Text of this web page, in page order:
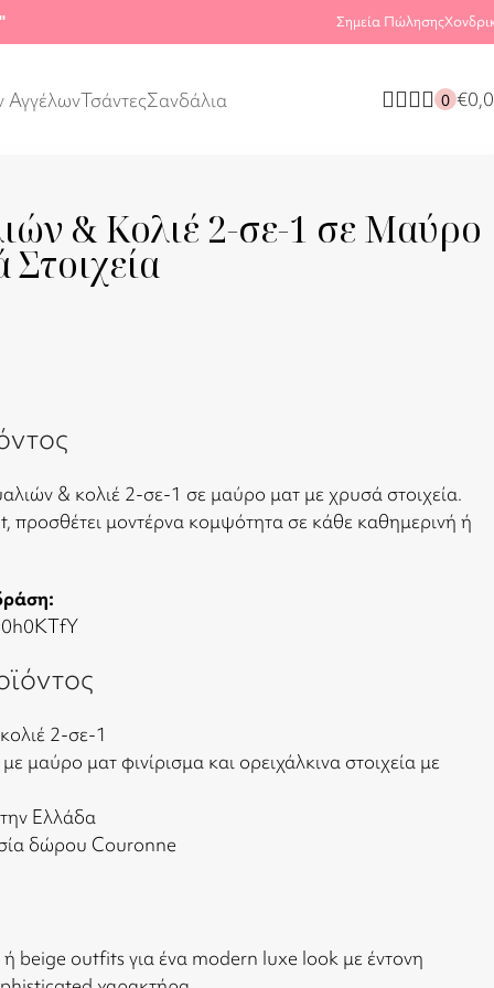
Σημεία Πώλησης
ΑγγέλωνΤσάντεςΣανδάλια 0 €
& Κολιέ 2-σε-1 σε Μαύρο
& κολιέ 2-σε-1 σε μαύρο ματ με χρυσά στοιχεία.
μοντέρνα κομψότητα σε κάθε καθημερινή ή
2-σε-1
μαύρο ματ φινίρισμα και ορειχάλκινα στοιχεία με
Ελλάδα
δώρου Couronne
beige outfits για ένα modern luxe look με έντονη